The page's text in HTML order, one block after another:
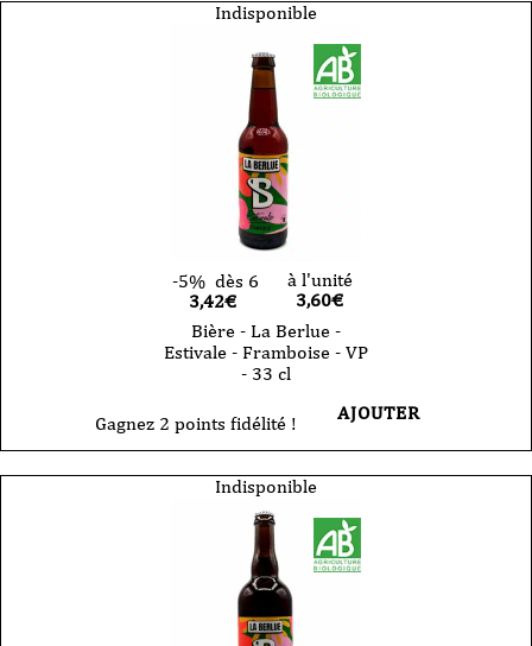
Indisponible
-5% dès 6
3,42€
à l'unité
3,60€
Bière - La Berlue -
Estivale - Framboise - VP
- 33 cl
Gagnez 2 points fidélité ! AJOUTER
Indisponible